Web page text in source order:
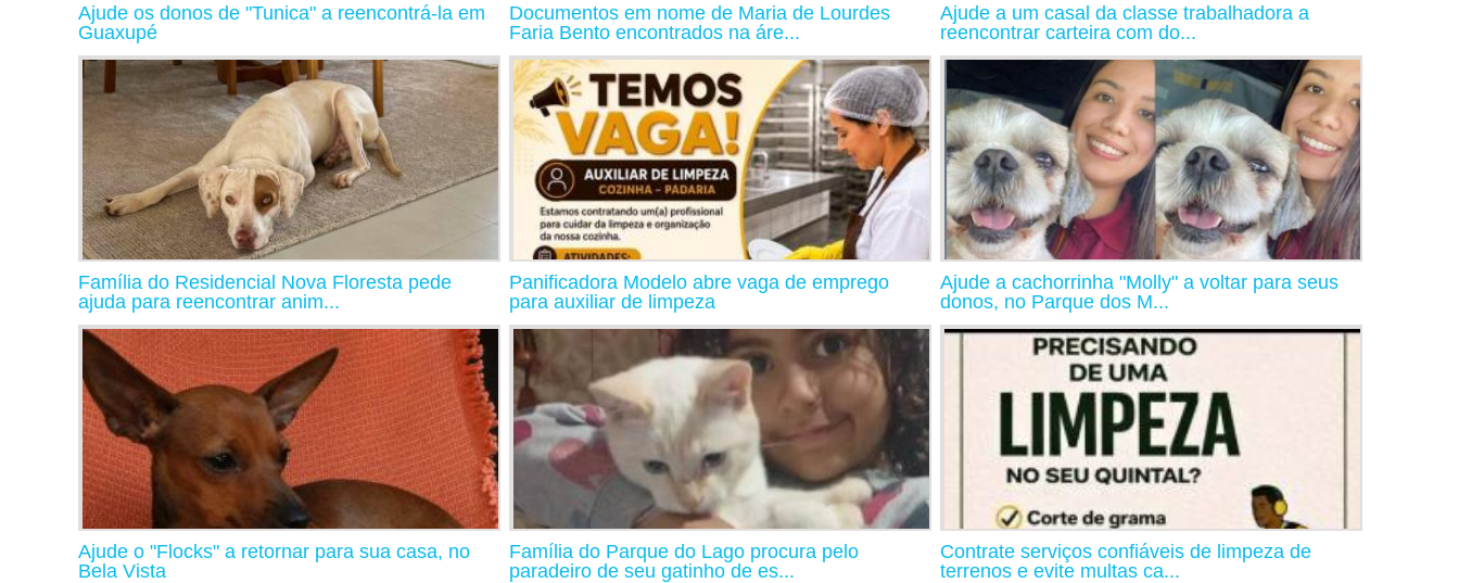
Ajude os donos de "Tunica" a reencontrá-la em
Guaxupé
Documentos em nome de Maria de Lourdes
Faria Bento encontrados na áre...
Ajude a um casal da classe trabalhadora a
reencontrar carteira com do...
Família do Residencial Nova Floresta pede
ajuda para reencontrar anim...
Panificadora Modelo abre vaga de emprego
para auxiliar de limpeza
Ajude a cachorrinha "Molly" a voltar para seus
donos, no Parque dos M...
Ajude o "Flocks" a retornar para sua casa, no
Bela Vista
Família do Parque do Lago procura pelo
paradeiro de seu gatinho de es...
Contrate serviços confiáveis de limpeza de
terrenos e evite multas ca...